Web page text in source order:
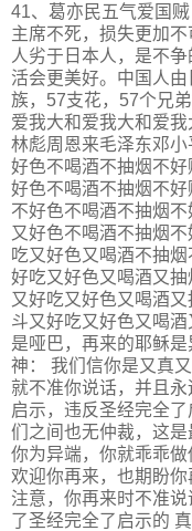
41、葛亦民五气爱国
主席不死，损失更加
人劣于日本人，是不
活会更美好。中国人
族，57支花，57个兄
爱我大和爱我大和爱
林彪周恩来毛泽东邓
好色不喝酒不抽烟不
好色不喝酒不抽烟不
不好色不喝酒不抽烟
又好色不喝酒不抽烟
吃又好色又喝酒不抽
好吃又好色又喝酒又
又好吃又好色又喝酒
斗又好吃又好色又喝
是哑巴，再来的耶稣
神： 我们信你是又真
就不准你说话，并且
启示，违反圣经完全
们之间也无仲裁，这
你为异端，你就乖乖做
欢迎你再来，也期盼
注意，你再来时不准
了圣经完全了启示的